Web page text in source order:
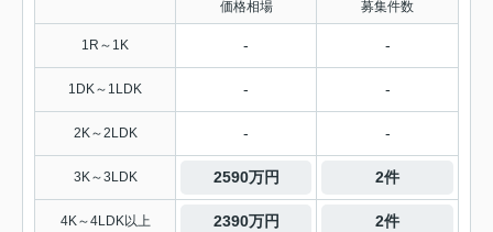
価格相場 募集件数
1R～1K - -
1DK～1LDK - -
2K～2LDK - -
3K～3LDK 2590万円 2件
4K～4LDK以上 2390万円 2件